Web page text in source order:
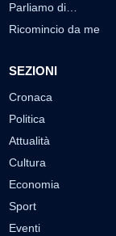
Parliamo di…
Ricomincio da me
SEZIONI
Cronaca
Politica
Attualità
Cultura
Economia
Sport
Eventi